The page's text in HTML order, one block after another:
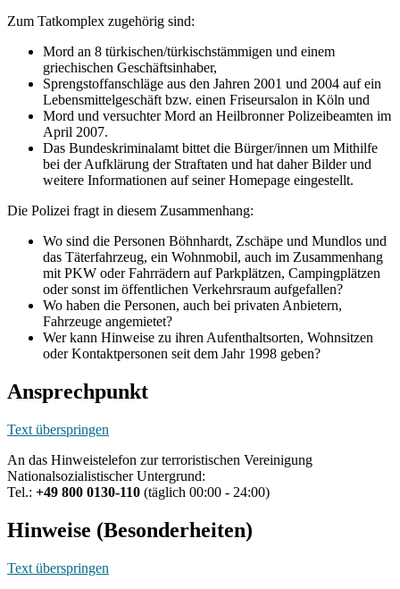
Zum Tatkomplex zugehörig sind:
Mord an 8 türkischen/türkischstämmigen und einem
griechischen Geschäftsinhaber,
Sprengstoffanschläge aus den Jahren 2001 und 2004 auf ein
Lebensmittelgeschäft bzw. einen Friseursalon in Köln und
Mord und versuchter Mord an Heilbronner Polizeibeamten im
April 2007.
Das Bundeskriminalamt bittet die Bürger/innen um Mithilfe
bei der Aufklärung der Straftaten und hat daher Bilder und
weitere Informationen auf seiner Homepage eingestellt.
Die Polizei fragt in diesem Zusammenhang:
Wo sind die Personen Böhnhardt, Zschäpe und Mundlos und
das Täterfahrzeug, ein Wohnmobil, auch im Zusammenhang
mit PKW oder Fahrrädern auf Parkplätzen, Campingplätzen
oder sonst im öffentlichen Verkehrsraum aufgefallen?
Wo haben die Personen, auch bei privaten Anbietern,
Fahrzeuge angemietet?
Wer kann Hinweise zu ihren Aufenthaltsorten, Wohnsitzen
oder Kontaktpersonen seit dem Jahr 1998 geben?
Ansprechpunkt
Text überspringen
An das Hinweistelefon zur terroristischen Vereinigung
Nationalsozialistischer Untergrund:
Tel.: +49 800 0130-110 (täglich 00:00 - 24:00)
Hinweise (Besonderheiten)
Text überspringen